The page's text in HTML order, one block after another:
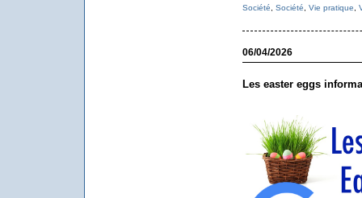
Société
Société Vie pratique
06/04/2026
Les easter eggs